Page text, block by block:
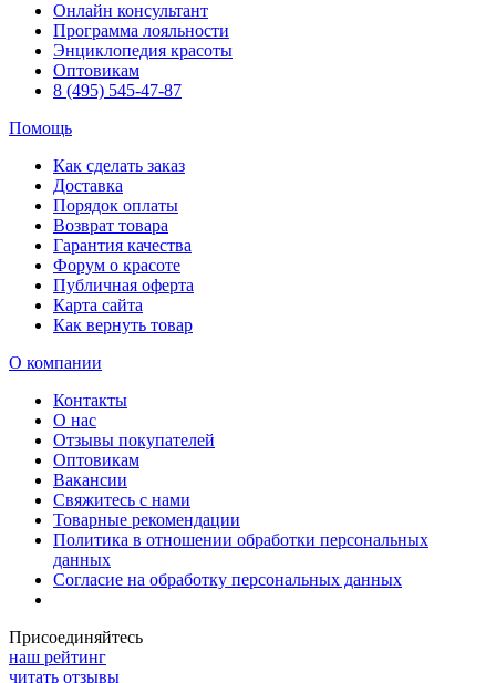
Онлайн консультант
Программа лояльности
Энциклопедия красоты
Оптовикам
8 (495) 545-47-87
Помощь
Как сделать заказ
Доставка
Порядок оплаты
Возврат товара
Гарантия качества
Форум о красоте
Публичная оферта
Карта сайта
Как вернуть товар
О компании
Контакты
О нас
Отзывы покупателей
Оптовикам
Вакансии
Свяжитесь с нами
Товарные рекомендации
Политика в отношении обработки персональных
данных
Согласие на обработку персональных данных
Присоединяйтесь
наш рейтинг
читать отзывы